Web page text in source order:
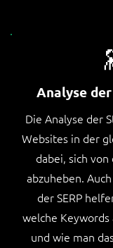
Analyse
Die Analyse der
Websites in der
dabei, sich
abzuheben.
der SERP
welche
und wie man